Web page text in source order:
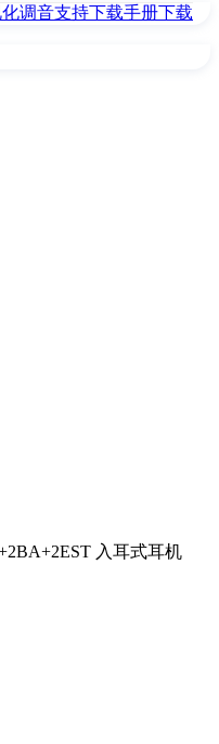
调音支持下载手册下载
入耳式耳机